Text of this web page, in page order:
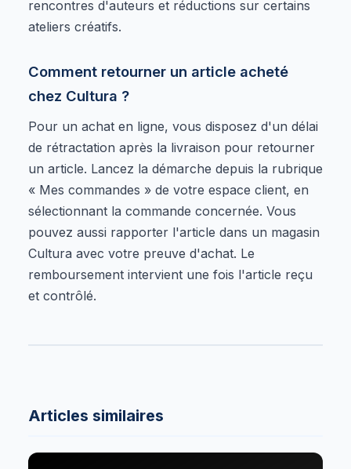
rencontres d'auteurs et réductions sur certains
ateliers créatifs.
Comment retourner un article acheté
chez Cultura ?
Pour un achat en ligne, vous disposez d'un délai
de rétractation après la livraison pour retourner
un article. Lancez la démarche depuis la rubrique
« Mes commandes » de votre espace client, en
sélectionnant la commande concernée. Vous
pouvez aussi rapporter l'article dans un magasin
Cultura avec votre preuve d'achat. Le
remboursement intervient une fois l'article reçu
et contrôlé.
Articles similaires